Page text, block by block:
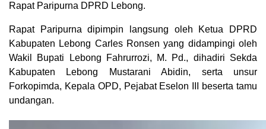
Rapat Paripurna DPRD Lebong.
Rapat Paripurna dipimpin langsung oleh Ketua DPRD
Kabupaten Lebong Carles Ronsen yang didampingi oleh
Wakil Bupati Lebong Fahrurrozi, M. Pd., dihadiri Sekda
Kabupaten Lebong Mustarani Abidin, serta unsur
Forkopimda, Kepala OPD, Pejabat Eselon III beserta tamu
undangan.